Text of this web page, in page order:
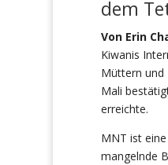
dem
Von Erin
Kiwanis
Müttern und
Mali
erreichte.
MNT ist
mangelnde